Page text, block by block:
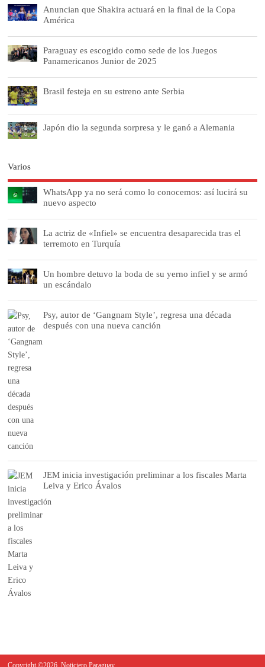
Anuncian que Shakira actuará en la final de la Copa
América
Paraguay es escogido como sede de los Juegos
Panamericanos Junior de 2025
Brasil festeja en su estreno ante Serbia
Japón dio la segunda sorpresa y le ganó a Alemania
Varios
WhatsApp ya no será como lo conocemos: así lucirá su
nuevo aspecto
La actriz de «Infiel» se encuentra desaparecida tras el
terremoto en Turquía
Un hombre detuvo la boda de su yerno infiel y se armó
un escándalo
Psy, autor de ‘Gangnam Style’, regresa una década
después con una nueva canción
JEM inicia investigación preliminar a los fiscales Marta
Leiva y Erico Ávalos